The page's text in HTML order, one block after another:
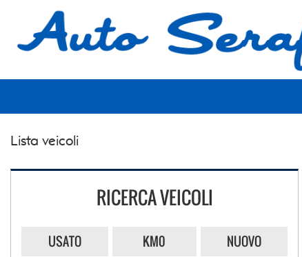
ASSISTENZA
Lista veicoli
RICERCA VEICOLI
USATO KM0 NUOVO